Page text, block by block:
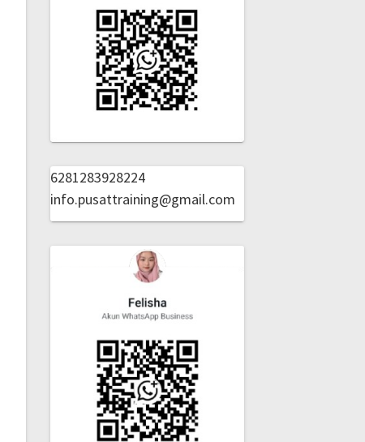
6281283928224
info.pusattraining@gmail.com